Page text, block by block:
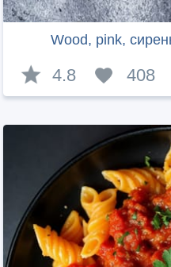
Wood, pink,
4.8 408